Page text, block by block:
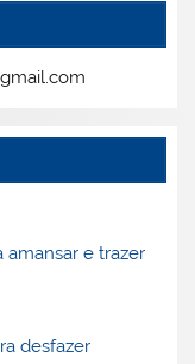
amansar e trazer
desfazer